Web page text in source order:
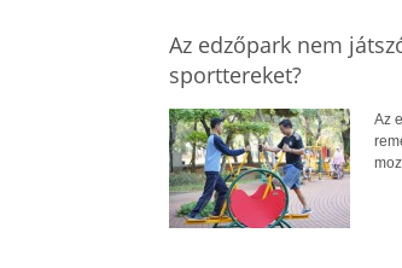
Az edzőpark nem
sporttereket?
Az